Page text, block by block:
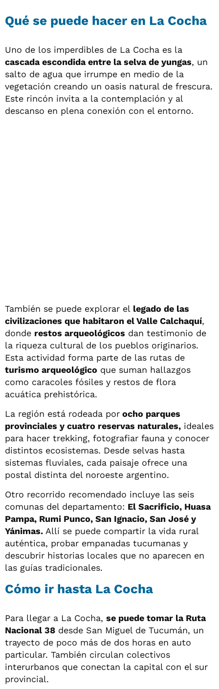
Qué se puede hacer en La Cocha
Uno de los imperdibles de La Cocha es la
cascada escondida entre la selva de yungas, un
salto de agua que irrumpe en medio de la
vegetación creando un oasis natural de frescura.
Este rincón invita a la contemplación y al
descanso en plena conexión con el entorno.
También se puede explorar el legado de las
civilizaciones que habitaron el Valle Calchaquí,
donde restos arqueológicos dan testimonio de
la riqueza cultural de los pueblos originarios.
Esta actividad forma parte de las rutas de
turismo arqueológico que suman hallazgos
como caracoles fósiles y restos de flora
acuática prehistórica.
La región está rodeada por ocho parques
provinciales y cuatro reservas naturales, ideales
para hacer trekking, fotografiar fauna y conocer
distintos ecosistemas. Desde selvas hasta
sistemas fluviales, cada paisaje ofrece una
postal distinta del noroeste argentino.
Otro recorrido recomendado incluye las seis
comunas del departamento: El Sacrificio, Huasa
Pampa, Rumi Punco, San Ignacio, San José y
Yánimas. Allí se puede compartir la vida rural
auténtica, probar empanadas tucumanas y
descubrir historias locales que no aparecen en
las guías tradicionales.
Cómo ir hasta La Cocha
Para llegar a La Cocha, se puede tomar la Ruta
Nacional 38 desde San Miguel de Tucumán, un
trayecto de poco más de dos horas en auto
particular. También circulan colectivos
interurbanos que conectan la capital con el sur
provincial.